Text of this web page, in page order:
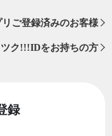
ご登録済みのお客様
ツク!!!IDをお持ちの方
録